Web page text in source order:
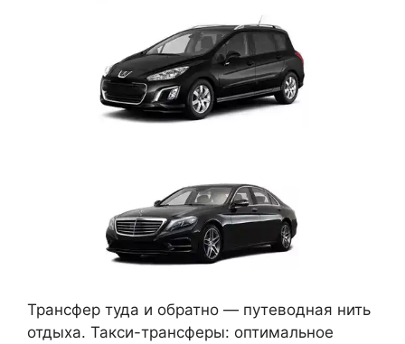
Трансфер туда и обратно — путеводная нить
отдыха. Такси-трансферы: оптимальное